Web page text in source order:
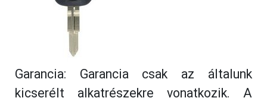
Garancia: Garancia csak az általunk
kicserélt alkatrészekre vonatkozik. A